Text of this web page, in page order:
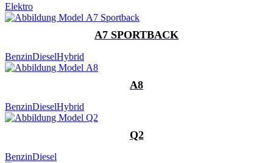
Elektro
A7 SPORTBACK
BenzinDieselHybrid
A8
BenzinDieselHybrid
Q2
BenzinDiesel